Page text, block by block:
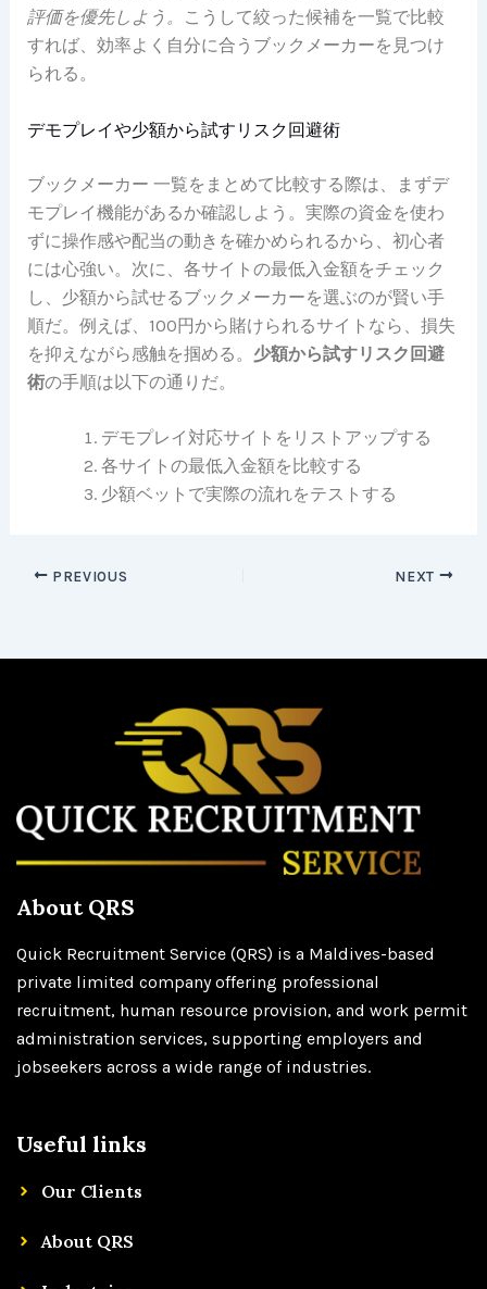
評価を優先しよう。
こうして絞った候補を一覧で比較
すれば、効率よく自分に合うブックメーカーを見つけ
られる。
デモプレイや少額から試すリスク回避術
ブックメーカー 一覧をまとめて比較する際は、まずデ
モプレイ機能があるか確認しよう。実際の資金を使わ
ずに操作感や配当の動きを確かめられるから、初心者
には心強い。次に、各サイトの最低入金額をチェック
し、少額から試せるブックメーカーを選ぶのが賢い手
順だ。例えば、100円から賭けられるサイトなら、損失
を抑えながら感触を掴める。 少額から試すリスク回避
術の手順は以下の通りだ。
デモプレイ対応サイトをリストアップする
各サイトの最低入金額を比較する
少額ベットで実際の流れをテストする
PREVIOUS NEXT
About QRS
Quick Recruitment Service (QRS) is a Maldives-based
private limited company offering professional
recruitment, human resource provision, and work permit
administration services, supporting employers and
jobseekers across a wide range of industries.
Useful links
Our Clients
About QRS